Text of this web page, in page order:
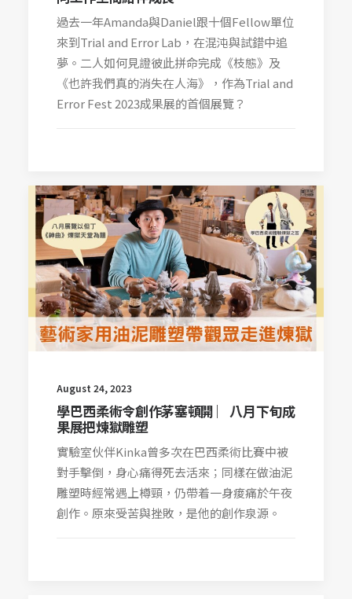
過去一年Amanda與Daniel跟十個Fellow單位
來到Trial and Error Lab，在混沌與試錯中追
夢。二人如何見證彼此拼命完成《枝態》及
《也許我們真的消失在人海》，作為Trial and
Error Fest 2023成果展的首個展覽？
August 24, 2023
學巴西柔術令創作茅塞頓開 ︳八月下旬成
果展把煉獄雕塑
實驗室伙伴Kinka曾多次在巴西柔術比賽中被
對手擊倒，身心痛得死去活來；同樣在做油泥
雕塑時經常遇上樽頸，仍帶着一身痠痛於午夜
創作。原來受苦與挫敗，是他的創作泉源。